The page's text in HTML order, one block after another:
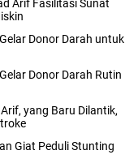
Arif Fasilitasi Sunat
Donor Darah untuk
Donor Darah Rutin
yang Baru Dilantik,
Giat Peduli Stunting